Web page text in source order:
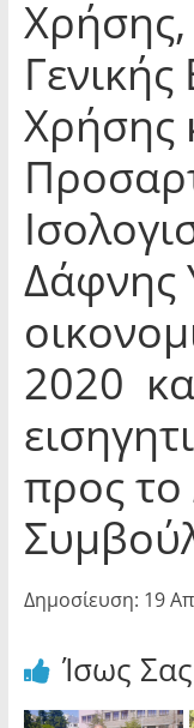
Χρήσης
Δάφνης
2020
προς το
Δημοσίευση: 19
Ίσως